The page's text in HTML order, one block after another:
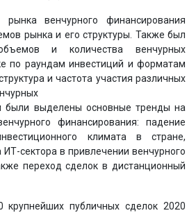
рынка венчурного финансирования
рынка и его структуры. Также был
и количества венчурных
по раундам инвестиций и форматам
и частота участия различных
были выделены основные тренды на
финансирования: падение
климата в стране,
сектора в привлечении венчурного
переход сделок в дистанционный
крупнейших публичных сделок 2020